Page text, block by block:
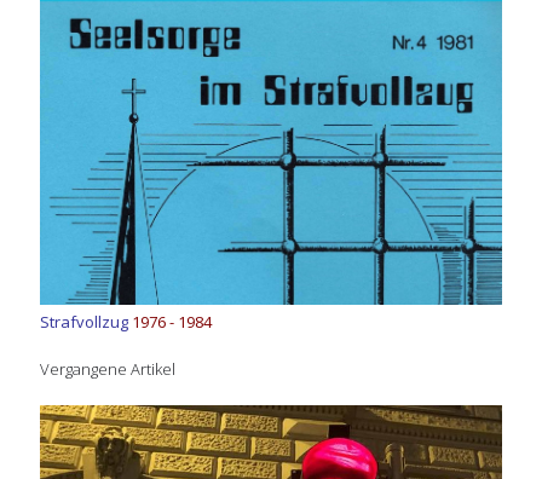
Strafvollzug 1976 - 1984
Vergangene Artikel